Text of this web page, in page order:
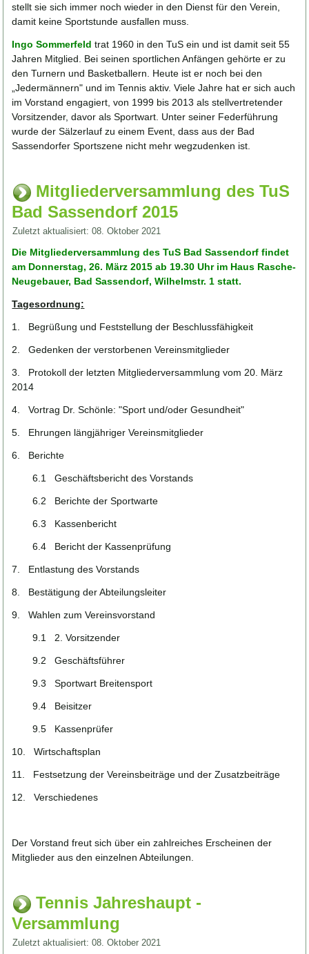
stellt sie sich immer noch wieder in den Dienst für den Verein,
damit keine Sportstunde ausfallen muss.
Ingo Sommerfeld trat 1960 in den TuS ein und ist damit seit 55
Jahren Mitglied. Bei seinen sportlichen Anfängen gehörte er zu
den Turnern und Basketballern. Heute ist er noch bei den
„Jedermännern" und im Tennis aktiv. Viele Jahre hat er sich auch
im Vorstand engagiert, von 1999 bis 2013 als stellvertretender
Vorsitzender, davor als Sportwart. Unter seiner Federführung
wurde der Sälzerlauf zu einem Event, dass aus der Bad
Sassendorfer Sportszene nicht mehr wegzudenken ist.
Mitgliederversammlung des TuS
Bad Sassendorf 2015
Zuletzt aktualisiert: 08. Oktober 2021
Die Mitgliederversammlung des TuS Bad Sassendorf findet
am Donnerstag, 26. März 2015 ab 19.30 Uhr im Haus Rasche-
Neugebauer, Bad Sassendorf, Wilhelmstr. 1 statt.
Tagesordnung:
1. Begrüßung und Feststellung der Beschlussfähigkeit
2. Gedenken der verstorbenen Vereinsmitglieder
3. Protokoll der letzten Mitgliederversammlung vom 20. März
2014
4. Vortrag Dr. Schönle: "Sport und/oder Gesundheit"
5. Ehrungen längjähriger Vereinsmitglieder
6. Berichte
6.1 Geschäftsbericht des Vorstands
6.2 Berichte der Sportwarte
6.3 Kassenbericht
6.4 Bericht der Kassenprüfung
7. Entlastung des Vorstands
8. Bestätigung der Abteilungsleiter
9. Wahlen zum Vereinsvorstand
9.1 2. Vorsitzender
9.2 Geschäftsführer
9.3 Sportwart Breitensport
9.4 Beisitzer
9.5 Kassenprüfer
10. Wirtschaftsplan
11. Festsetzung der Vereinsbeiträge und der Zusatzbeiträge
12. Verschiedenes
Der Vorstand freut sich über ein zahlreiches Erscheinen der
Mitglieder aus den einzelnen Abteilungen.
Tennis Jahreshaupt -
Versammlung
Zuletzt aktualisiert: 08. Oktober 2021